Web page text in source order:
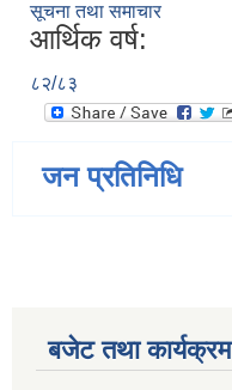
सूचना तथा समाचार
आर्थिक वर्ष:
८२/८३
जन प्रतिनिधि
बजेट तथा कार्यक्रम